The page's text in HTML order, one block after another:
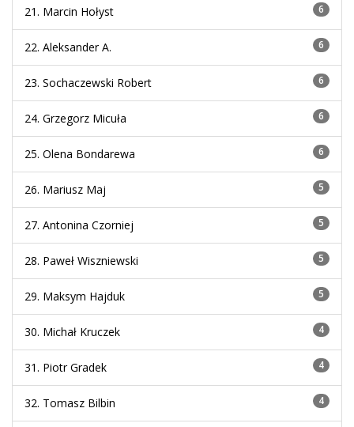
21. Marcin Hołyst 6
22. Aleksander A. 6
23. Sochaczewski Robert 6
24. Grzegorz Micuła 6
25. Olena Bondarewa 6
26. Mariusz Maj 5
27. Antonina Czorniej 5
28. Paweł Wiszniewski 5
29. Maksym Hajduk 5
30. Michał Kruczek 4
31. Piotr Gradek 4
32. Tomasz Bilbin 4